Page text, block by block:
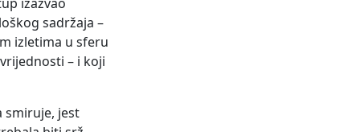
izazvao
sadržaja –
izletima u sferu
– i koji
smiruje, jest